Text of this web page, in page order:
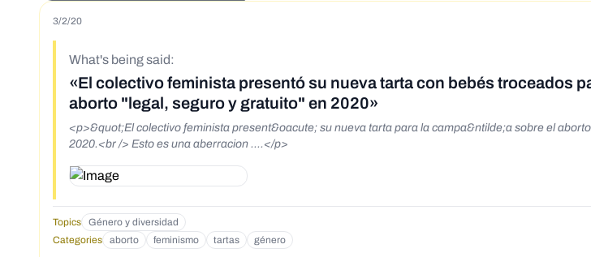
3/2/20
What's being said:
«El colectivo feminista presentó su nueva tarta con bebés troceados
aborto "legal, seguro y gratuito" en 2020»
<p>&quot;El colectivo feminista present&oacute; su nueva tarta para la campa&ntilde;a sobre el
2020.<br /> Esto es una aberracion ....</p>
Topics Género y diversidad
Categories
aborto feminismo tartas género